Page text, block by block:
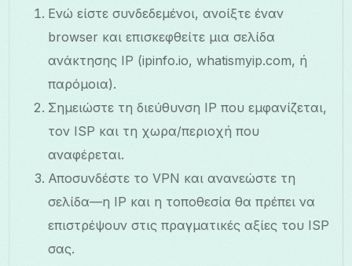
Ενώ είστε συνδεδεμένοι, ανοίξτε έναν
browser και επισκεφθείτε μια σελίδα
ανάκτησης IP (ipinfo.io, whatismyip.com, ή
παρόμοια).
Σημειώστε τη διεύθυνση IP που εμφανίζεται,
τον ISP και τη χωρα/περιοχή που
αναφέρεται.
Αποσυνδέστε το VPN και ανανεώστε τη
σελίδα—η IP και η τοποθεσία θα πρέπει να
επιστρέψουν στις πραγματικές αξίες του ISP
σας.